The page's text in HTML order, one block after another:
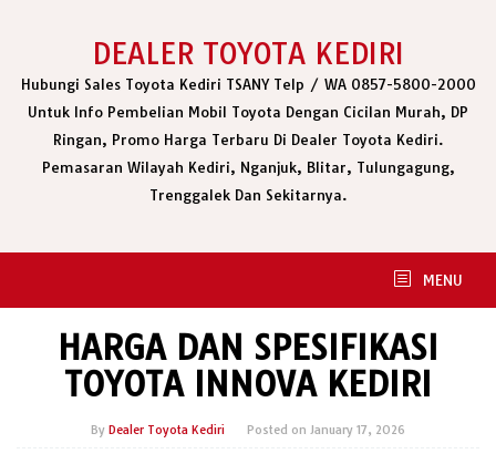
DEALER TOYOTA KEDIRI
Hubungi Sales Toyota Kediri TSANY Telp / WA 0857-5800-2000
Untuk Info Pembelian Mobil Toyota Dengan Cicilan Murah, DP
Ringan, Promo Harga Terbaru Di Dealer Toyota Kediri.
Pemasaran Wilayah Kediri, Nganjuk, Blitar, Tulungagung,
Trenggalek Dan Sekitarnya.
MENU
HARGA DAN SPESIFIKASI
TOYOTA INNOVA KEDIRI
By Dealer Toyota Kediri Posted on January 17, 2026